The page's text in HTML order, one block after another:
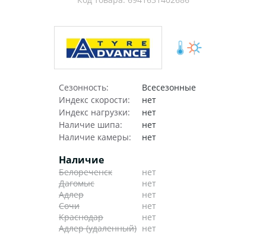
Сезонность:
Всесезонные
Индекс скорости:
нет
Индекс нагрузки:
нет
Наличие шипа:
нет
Наличие камеры:
нет
Наличие
Белореченск
нет
Дагомыс
нет
Адлер
нет
Сочи
нет
Краснодар
нет
Адлер (удаленный) нет